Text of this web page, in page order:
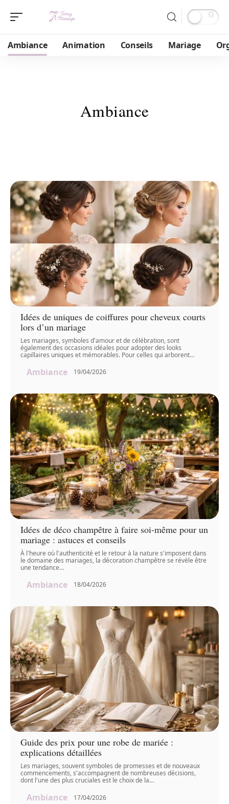
Ambiance Animation Conseils Mariage
Ambiance
Idées de uniques de coiffures pour cheveux courts
lors d’un mariage
Les mariages, symboles d'amour et de célébration, sont
également des occasions idéales pour adopter des looks
capillaires uniques et mémorables. Pour celles qui arborent…
Ambiance 19/04/2026
Idées de déco champêtre à faire soi-même pour un
mariage : astuces et conseils
À l'heure où l'authenticité et le retour à la nature s'imposent dans
le domaine des mariages, la décoration champêtre se révèle être
une tendance…
Ambiance 18/04/2026
Guide des prix pour une robe de mariée :
explications détaillées
Les mariages, souvent symboles de promesses et de nouveaux
commencements, s'accompagnent de nombreuses décisions,
dont l'une des plus cruciales est le choix de la…
Ambiance 17/04/2026